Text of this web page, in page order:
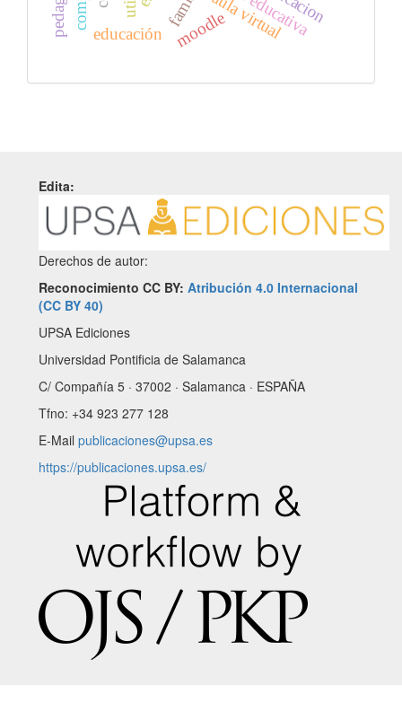
aula virtual
moodle
educación
Edita:
Derechos de autor:
Reconocimiento CC BY: Atribución 4.0 Internacional
(CC BY 40)
UPSA Ediciones
Universidad Pontificia de Salamanca
C/ Compañía 5 · 37002 · Salamanca · ESPAÑA
Tfno: +34 923 277 128
E-Mail publicaciones@upsa.es
https://publicaciones.upsa.es/